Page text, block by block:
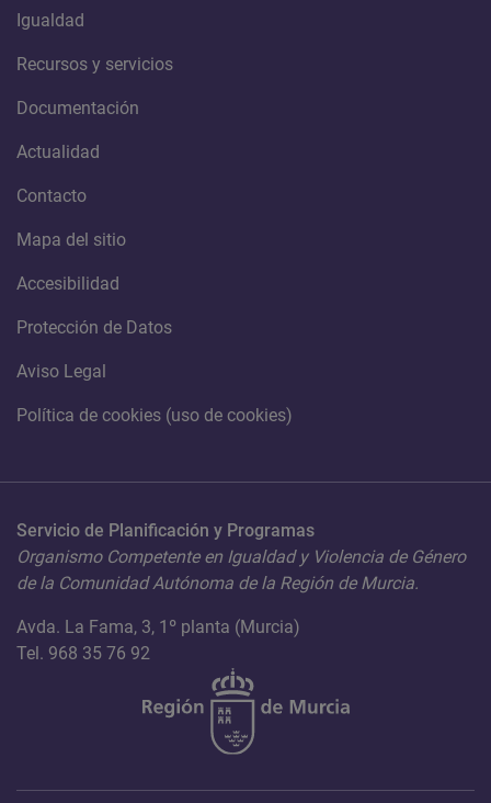
Igualdad
Recursos y servicios
Documentación
Actualidad
Contacto
Mapa del sitio
Accesibilidad
Protección de Datos
Aviso Legal
Política de cookies (uso de cookies)
Servicio de Planificación y Programas
Organismo Competente en Igualdad y Violencia de Género
de la Comunidad Autónoma de la Región de Murcia.
Avda. La Fama, 3, 1º planta (Murcia)
Tel. 968 35 76 92